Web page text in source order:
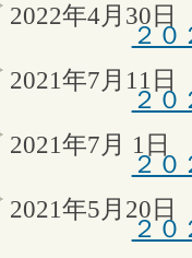
2022年4月30日
２
2021年7月11日
２
2021年7月 1日
２
2021年5月20日
２